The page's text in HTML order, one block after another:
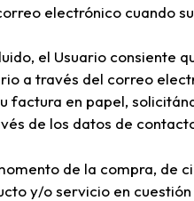
electrónico cuando
el Usuario consiente
a través del correo
factura en papel,
de los datos de
de la compra, de
y/o servicio en